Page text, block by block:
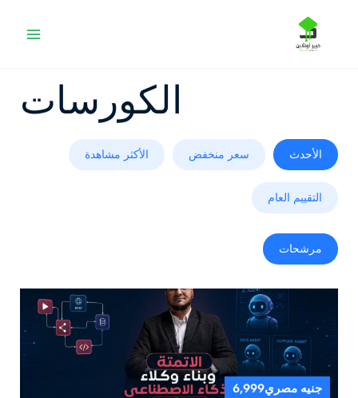
الكورسات
الأحدث سعر منخفض الأكثر مشاهدة
التقييم العام
مرشحات
جنيه مصري6,999